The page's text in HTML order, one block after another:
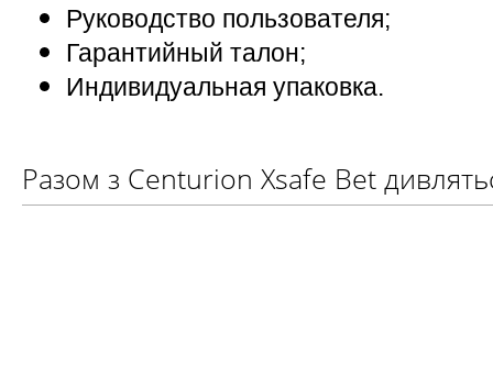
Руководство пользователя;
Гарантийный талон;
Индивидуальная упаковка.
Разом з Centurion Xsafe Bet